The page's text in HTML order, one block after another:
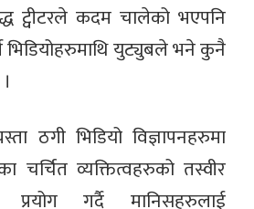
ट्वीटरले कदम चालेको भएपनि
भिडियोहरुमाथि युट्युबले भने कुनै
ठगी भिडियो विज्ञापनहरुमा
चर्चित व्यक्तित्वहरुको तस्वीर
प्रयोग गर्दै मानिसहरुलाई